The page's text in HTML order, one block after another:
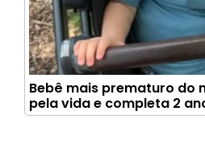
Bebê mais prematuro do
pela vida e completa 2